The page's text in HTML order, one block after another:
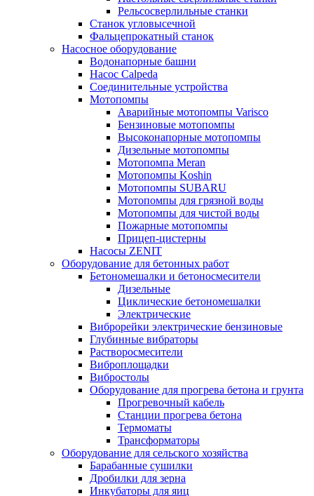
Рельсосверлильные станки
Станок угловысечной
Фальцепрокатный станок
Насосное оборудование
Водонапорные башни
Насос Calpeda
Соединительные устройства
Мотопомпы
Аварийные мотопомпы Varisco
Бензиновые мотопомпы
Высоконапорные мотопомпы
Дизельные мотопомпы
Мотопомпа Meran
Мотопомпы Koshin
Мотопомпы SUBARU
Мотопомпы для грязной воды
Мотопомпы для чистой воды
Пожарные мотопомпы
Прицеп-цистерны
Насосы ZENIT
Оборудование для бетонных работ
Бетономешалки и бетоносмесители
Дизельные
Циклические бетономешалки
Электрические
Виброрейки электрические бензиновые
Глубинные вибраторы
Растворосмесители
Виброплощадки
Вибростолы
Оборудование для прогрева бетона и грунта
Прогревочный кабель
Станции прогрева бетона
Термоматы
Трансформаторы
Оборудование для сельского хозяйства
Барабанные сушилки
Дробилки для зерна
Инкубаторы для яиц